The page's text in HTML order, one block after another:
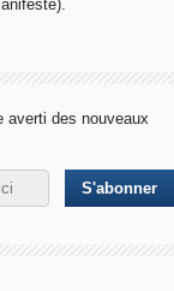
averti des nouveaux